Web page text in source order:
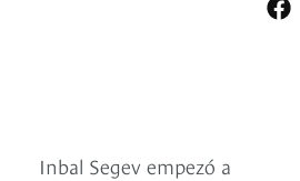
Inbal Segev empezó a